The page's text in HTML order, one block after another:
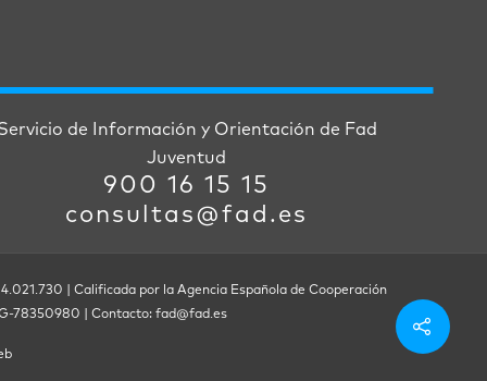
de Información y Orientación de Fad
Juventud
900 16 15 15
consultas@fad.es
| Calificada por la Agencia Española de Cooperación
78350980 | Contacto: fad@fad.es